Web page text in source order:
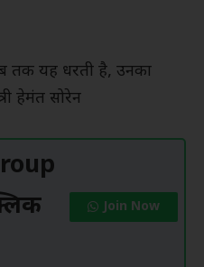
तक यह धरती है, उनका
हेमंत सोरेन
Join Now